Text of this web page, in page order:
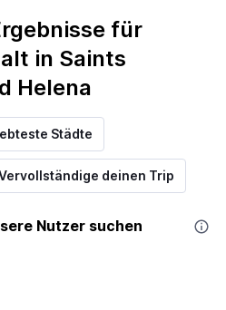
für
in Saints
Helena
Städte
deinen Trip
Nutzer suchen